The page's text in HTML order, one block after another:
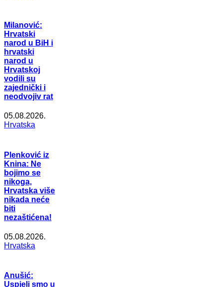
Milanović:
Hrvatski
narod u BiH i
hrvatski
narod u
Hrvatskoj
vodili su
zajednički i
neodvojiv rat
05.08.2026.
Hrvatska
Plenković iz
Knina: Ne
bojimo se
nikoga,
Hrvatska više
nikada neće
biti
nezaštićena!
05.08.2026.
Hrvatska
Anušić:
Uspjeli smo u